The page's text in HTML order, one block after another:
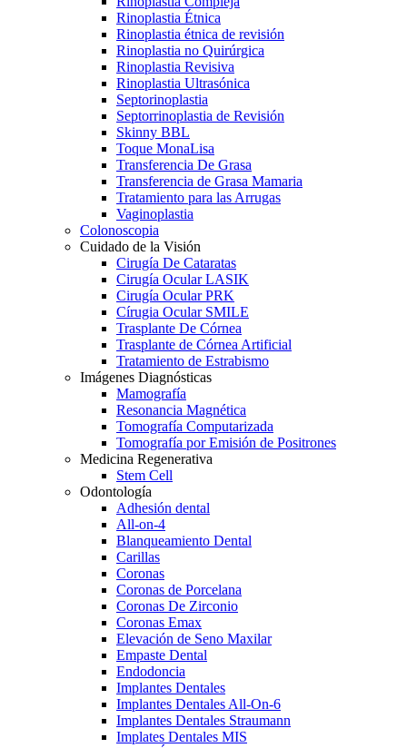
Rinoplastia Étnica
Rinoplastia étnica de revisión
Rinoplastia no Quirúrgica
Rinoplastia Revisiva
Rinoplastia Ultrasónica
Septorinoplastia
Septorrinoplastia de Revisión
Skinny BBL
Toque MonaLisa
Transferencia De Grasa
Transferencia de Grasa Mamaria
Tratamiento para las Arrugas
Vaginoplastia
Colonoscopia
Cuidado de la Visión
Cirugía De Cataratas
Cirugía Ocular LASIK
Cirugía Ocular PRK
Círugia Ocular SMILE
Trasplante De Córnea
Trasplante de Córnea Artificial
Tratamiento de Estrabismo
Imágenes Diagnósticas
Mamografía
Resonancia Magnética
Tomografía Computarizada
Tomografía por Emisión de Positrones
Medicina Regenerativa
Stem Cell
Odontología
Adhesión dental
All-on-4
Blanqueamiento Dental
Carillas
Coronas
Coronas de Porcelana
Coronas De Zirconio
Coronas Emax
Elevación de Seno Maxilar
Empaste Dental
Endodoncia
Implantes Dentales
Implantes Dentales All-On-6
Implantes Dentales Straumann
Implates Dentales MIS